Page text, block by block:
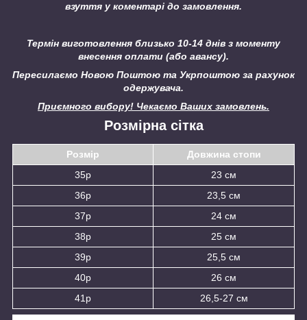
взуття у коментарі до замовлення.
Термін виготовлення близько 10-14 днів з моменту
внесення оплати (або авансу).
Пересилаємо Новою Поштою та Укрпоштою за рахунок
одержувача.
Приємного вибору! Чекаємо Ваших замовлень.
Розмірна сітка
Розмір
Довжина стопи
35р
23 см
36р
23,5 см
37р
24 см
38р
25 см
39р
25,5 см
40р
26 см
41р
26,5-27 см